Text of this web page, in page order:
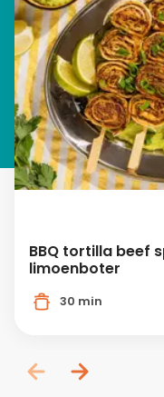
BBQ tortilla beef
limoenboter
30 min